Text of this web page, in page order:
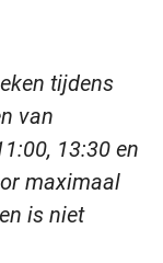
tijdens
van
13:30 en
maximaal
is niet